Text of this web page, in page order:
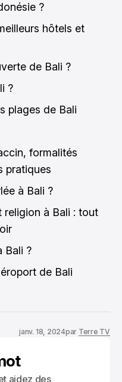
?
hôtels et
de Bali ?
?
plages de Bali
formalités
pratiques
à Bali ?
religion à Bali : tout
Bali ?
de Bali
janv. 18, 2024par Terre TV
aidez des